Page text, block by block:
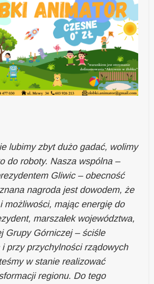
lubimy zbyt dużo gadać, wolimy
do roboty. Nasza wspólna –
Gliwic – obecność
nagroda jest dowodem, że
możliwości, mając energię do
marszałek województwa,
Grupy Górniczej – ściśle
i przy przychylności rządowych
w stanie realizować
regionu. Do tego